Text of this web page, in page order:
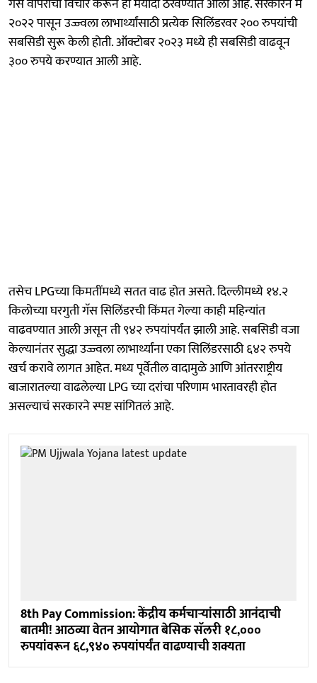
२०२२ पासून उज्ज्वला लाभार्थ्यांसाठी प्रत्येक सिलिंडरवर २०० रुपयांची
सबसिडी सुरू केली होती. ऑक्टोबर २०२३ मध्ये ही सबसिडी वाढवून
३०० रुपये करण्यात आली आहे.
तसेच LPGच्या किमतींमध्ये सतत वाढ होत असते. दिल्लीमध्ये १४.२
किलोच्या घरगुती गॅस सिलिंडरची किंमत गेल्या काही महिन्यांत
वाढवण्यात आली असून ती ९४२ रुपयांपर्यंत झाली आहे. सबसिडी वजा
केल्यानंतर सुद्धा उज्ज्वला लाभार्थ्यांना एका सिलिंडरसाठी ६४२ रुपये
खर्च करावे लागत आहेत. मध्य पूर्वेतील वादामुळे आणि आंतरराष्ट्रीय
बाजारातल्या वाढलेल्या LPG च्या दरांचा परिणाम भारतावरही होत
असल्याचं सरकारने स्पष्ट सांगितलं आहे.
8th Pay Commission: केंद्रीय कर्मचाऱ्यांसाठी आनंदाची
बातमी! आठव्या वेतन आयोगात बेसिक सॅलरी १८,०००
रुपयांवरून ६८,९४० रुपयांपर्यंत वाढण्याची शक्यता